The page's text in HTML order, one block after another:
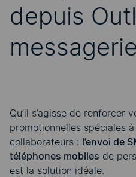
depuis
messagerie
Qu’il s’agisse de renforcer
promotionnelles spéciales
collaborateurs : l’envoi de
téléphones mobiles de
est la solution idéale.